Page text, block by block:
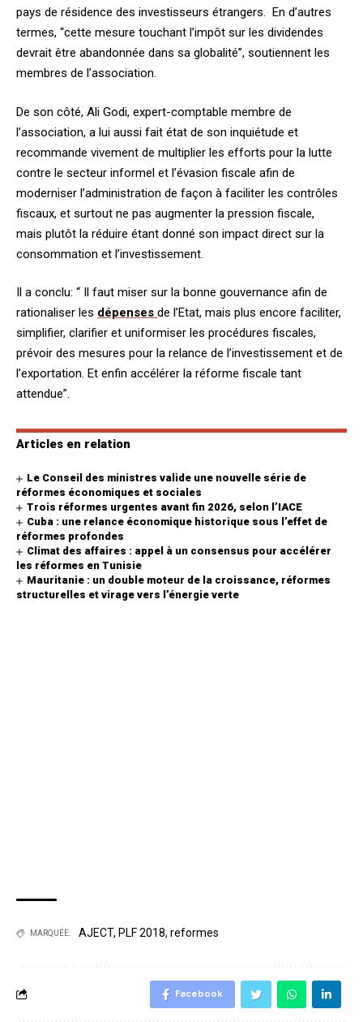
pays de résidence des investisseurs étrangers. En d’autres
termes, “cette mesure touchant l’impôt sur les dividendes
devrait être abandonnée dans sa globalité”, soutiennent les
membres de l’association.
De son côté, Ali Godi, expert-comptable membre de
l’association, a lui aussi fait état de son inquiétude et
recommande vivement de multiplier les efforts pour la lutte
contre le secteur informel et l’évasion fiscale afin de
moderniser l’administration de façon à faciliter les contrôles
fiscaux, et surtout ne pas augmenter la pression fiscale,
mais plutôt la réduire étant donné son impact direct sur la
consommation et l’investissement.
Il a conclu: “ Il faut miser sur la bonne gouvernance afin de
rationaliser les dépenses de l’Etat, mais plus encore faciliter,
simplifier, clarifier et uniformiser les procédures fiscales,
prévoir des mesures pour la relance de l’investissement et de
l’exportation. Et enfin accélérer la réforme fiscale tant
attendue”.
Articles en relation
Le Conseil des ministres valide une nouvelle série de
réformes économiques et sociales
Trois réformes urgentes avant fin 2026, selon l’IACE
Cuba : une relance économique historique sous l’effet de
réformes profondes
Climat des affaires : appel à un consensus pour accélérer
les réformes en Tunisie
Mauritanie : un double moteur de la croissance, réformes
structurelles et virage vers l’énergie verte
MARQUÉE: AJECT, PLF 2018, reformes
Facebook